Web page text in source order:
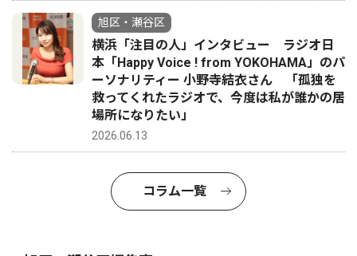
旭区・瀬谷区
横浜「注目の人」インタビュー ラジオ日
本「Happy Voice ! from YOKOHAMA」のパ
ーソナリティー 小野寺結衣さん 「孤独を
救ってくれたラジオで、今度は私が誰かの居
場所になりたい」
2026.06.13
コラム一覧